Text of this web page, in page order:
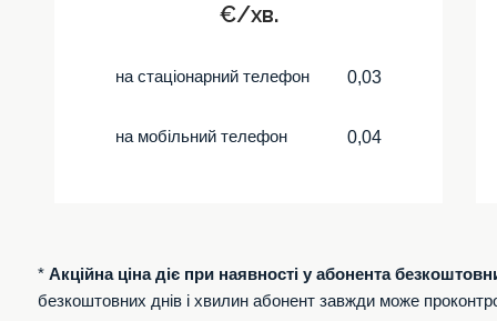
€/хв.
на стаціонарний телефон 0,03
на мобільний телефон 0,04
* Акційна ціна діє при наявності у абонента
безкоштовних днів і хвилин абонент завжди може